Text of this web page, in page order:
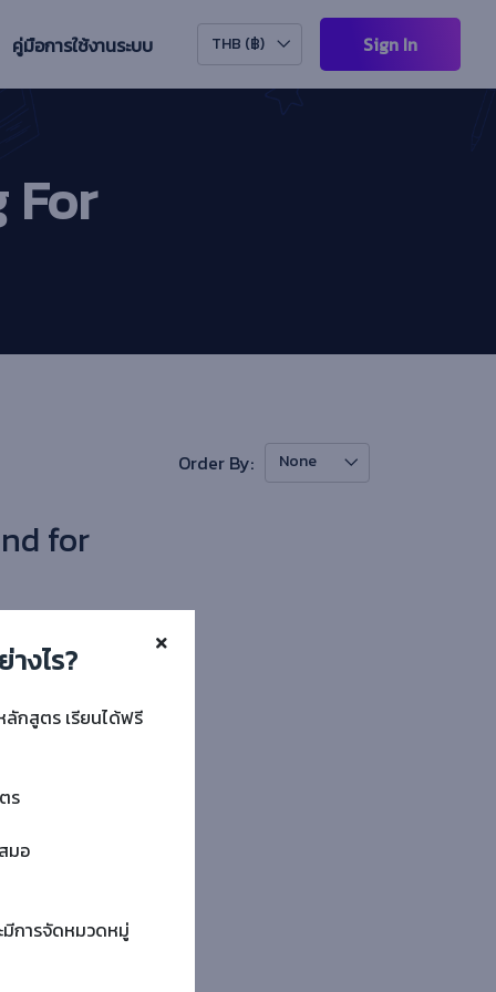
คู่มือการใช้งานระบบ THB (฿) Sign In
For
Order By: None
for
งไร?
ลักสูตร เรียนได้ฟรี
ร
มอ
มีการจัดหมวดหมู่